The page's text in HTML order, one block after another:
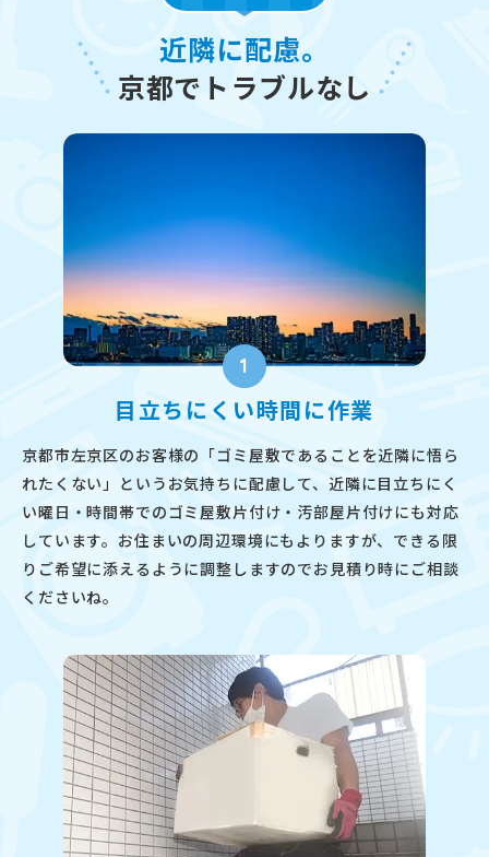
近隣に配慮。
京都でトラブルなし
1
目立ちにくい時間に作業
京都市左京区のお客様の「ゴミ屋敷であることを近隣に悟ら
れたくない」というお気持ちに配慮して、近隣に目立ちにく
い曜日・時間帯でのゴミ屋敷片付け・汚部屋片付けにも対応
しています。お住まいの周辺環境にもよりますが、できる限
りご希望に添えるように調整しますのでお見積り時にご相談
くださいね。